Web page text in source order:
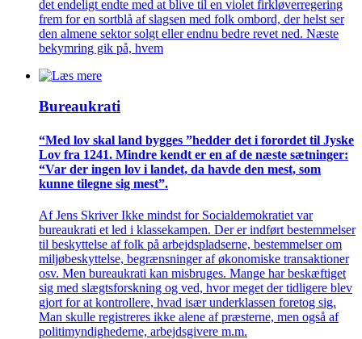
det endeligt endte med at blive til en violet firkløverregering
frem for en sortblå af slagsen med folk ombord, der helst ser
den almene sektor solgt eller endnu bedre revet ned. Næste
bekymring gik på, hvem
Bureaukrati
“Med lov skal land bygges ”hedder det i forordet til Jyske
Lov fra 1241. Mindre kendt er en af de næste sætninger:
“Var der ingen lov i landet, da havde den mest, som
kunne tilegne sig mest”.
Af Jens Skriver Ikke mindst for Socialdemokratiet var
bureaukrati et led i klassekampen. Der er indført bestemmelser
til beskyttelse af folk på arbejdspladserne, bestemmelser om
miljøbeskyttelse, begrænsninger af økonomiske transaktioner
osv. Men bureaukrati kan misbruges. Mange har beskæftiget
sig med slægtsforskning og ved, hvor meget der tidligere blev
gjort for at kontrollere, hvad især underklassen foretog sig.
Man skulle registreres ikke alene af præsterne, men også af
politimyndighederne, arbejdsgivere m.m.